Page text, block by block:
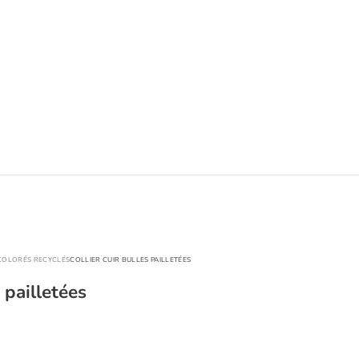
RECYCLÉSCOLLIER CUIR BULLES PAILLETÉES